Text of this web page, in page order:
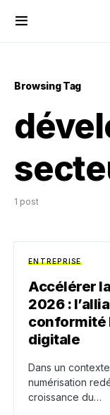
Browsing Tag
1 post
ENTREPRISE
Accélérer
2026 :
conformité
digitale
Dans un
numérisation
croissance du…